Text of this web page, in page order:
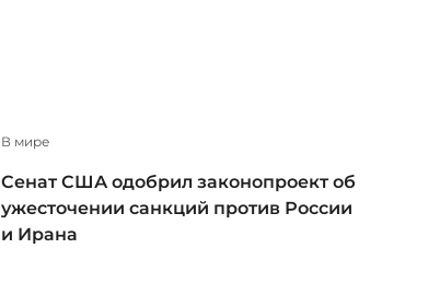
В мире
Сенат США одобрил законопроект об
ужесточении санкций против России
и Ирана